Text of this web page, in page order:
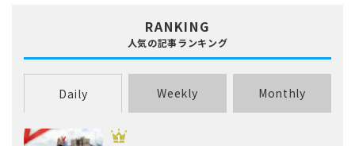
RANKING
人気の記事ランキング
Daily Weekly Monthly